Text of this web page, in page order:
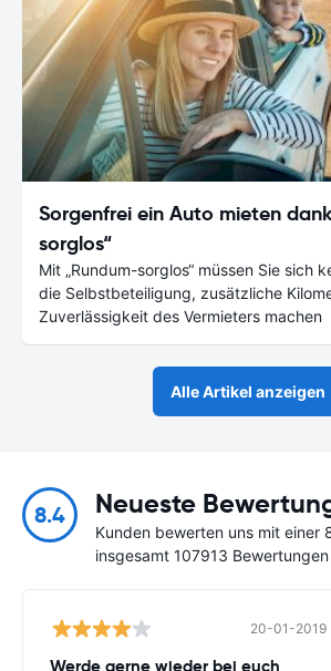
Sorgenfrei ein Auto mieten
sorglos“
Mit „Rundum-sorglos“ müssen Sie sich
die Selbstbeteiligung, zusätzliche
Zuverlässigkeit des Vermieters machen
Alle Artikel anzeigen
8.4 Neueste
Kunden bewerten uns mit einer
insgesamt 107913 Bewertungen
20-01-2019
Werde gerne wieder bei euch